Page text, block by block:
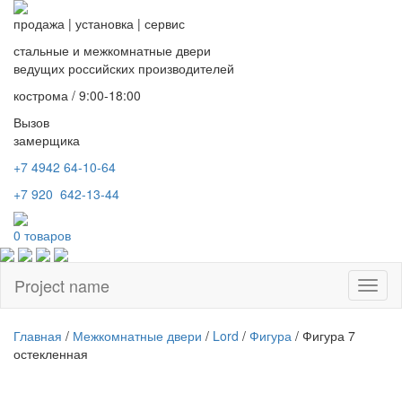
продажа | установка | сервис
стальные и межкомнатные двери
ведущих российских производителей
кострома / 9:00-18:00
Вызов
замерщика
+7 4942 64-10-64
+7 920 642-13-44
0 товаров
Project name
Главная / Межкомнатные двери / Lord / Фигура / Фигура 7
остекленная